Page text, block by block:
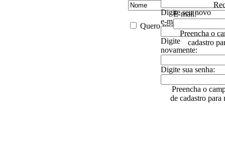
Quero receber descontos
E-mail:
Preencha o
cadastro
Digite seu novo
e-mail:
Digite
novamente:
Digite sua senha:
Preencha o
de cadastro para